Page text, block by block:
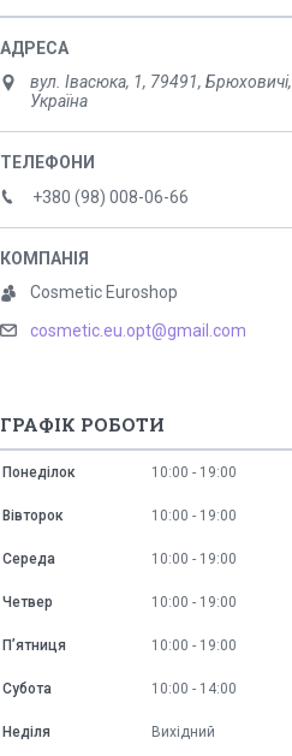
вул. Івасюка, 1, 79491, Брюховичі,
Україна
+380 (98) 008-06-66
Cosmetic Euroshop
cosmetic.eu.opt@gmail.com
ГРАФІК РОБОТИ
Понеділок 10:00 19:00
Вівторок 10:00 19:00
Середа 10:00 19:00
Четвер 10:00 19:00
Пʼятниця 10:00 19:00
Субота 10:00 14:00
Неділя Вихідний